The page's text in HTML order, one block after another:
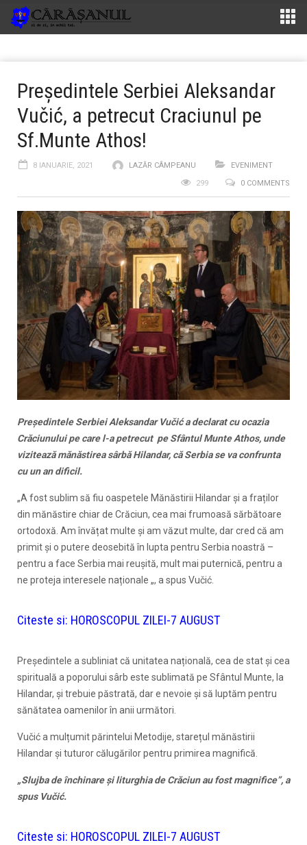
Președintele Serbiei Aleksandar
Vučić, a petrecut Craciunul pe
Sf.Munte Athos!
8 IANUARIE, 2021 LAZĂR CÂMPEANU
EVENIMENT
0 COMMENTS
299
Președintele Serbiei Aleksandar Vučić a declarat cu ocazia
Crăciunului pe care l-a petrecut pe Sfântul Munte Athos, unde
vizitează mănăstirea sârbă Hilandar, că Serbia se va confrunta
cu un an dificil.
„A fost sublim să fiu oaspetele Mănăstirii Hilandar și a fraților
din mănăstire chiar de Crăciun, cea mai frumoasă sărbătoare
ortodoxă. Am învățat multe și am văzut multe, dar cred că am
primit și o putere deosebită în lupta pentru Serbia noastră –
pentru a face Serbia mai reușită, mult mai puternică, pentru a
ne proteja interesele naționale „, a spus Vučić.
Citeste si: HOROSCOPUL ZILEI-7 AUGUST
Președintele a subliniat că unitatea națională, cea de stat și cea
spirituală a poporului sârb este sublimată pe Sfântul Munte, la
Hilandar, şi trebuie păstrată, dar e nevoie și să luptăm pentru
sănătatea oamenilor în anii următori.
Vučić a mulțumit părintelui Metodije, starețul mănăstirii
Hilandar și tuturor călugărilor pentru primirea magnifică.
„Slujba de închinare și liturghia de Crăciun au fost magnifice”, a
spus Vučić.
Citeste si: HOROSCOPUL ZILEI-7 AUGUST